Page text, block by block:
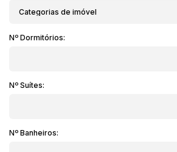
Categorias de imóvel
Nº Dormitórios:
Nº Suítes:
Nº Banheiros: